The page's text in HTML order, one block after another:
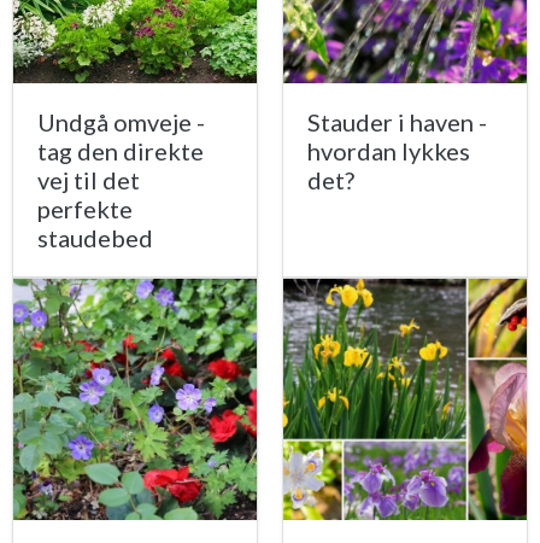
Undgå omveje -
tag den direkte
vej til det
perfekte
staudebed
Stauder i haven -
hvordan lykkes
det?